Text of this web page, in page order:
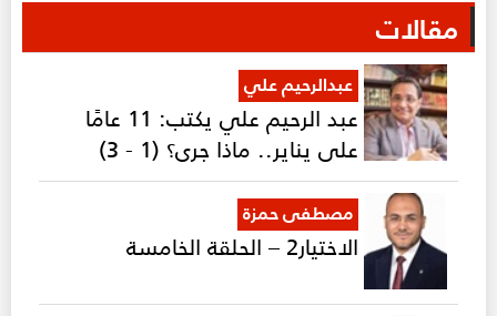
مقالات
عبدالرحيم علي
عبد الرحيم علي يكتب: 11 عامًا
على يناير.. ماذا جرى؟ (1 - 3)
مصطفى حمزة
الاختيار2 – الحلقة الخامسة